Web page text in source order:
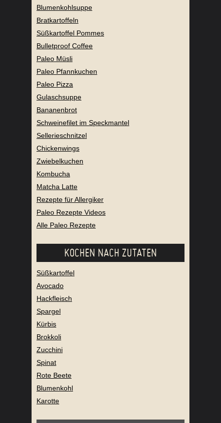
Blumenkohlsuppe
Bratkartoffeln
Süßkartoffel Pommes
Bulletproof Coffee
Paleo Müsli
Paleo Pfannkuchen
Paleo Pizza
Gulaschsuppe
Bananenbrot
Schweinefilet im Speckmantel
Sellerieschnitzel
Chickenwings
Zwiebelkuchen
Kombucha
Matcha Latte
Rezepte für Allergiker
Paleo Rezepte Videos
Alle Paleo Rezepte
KOCHEN NACH ZUTATEN
Süßkartoffel
Avocado
Hackfleisch
Spargel
Kürbis
Brokkoli
Zucchini
Spinat
Rote Beete
Blumenkohl
Karotte